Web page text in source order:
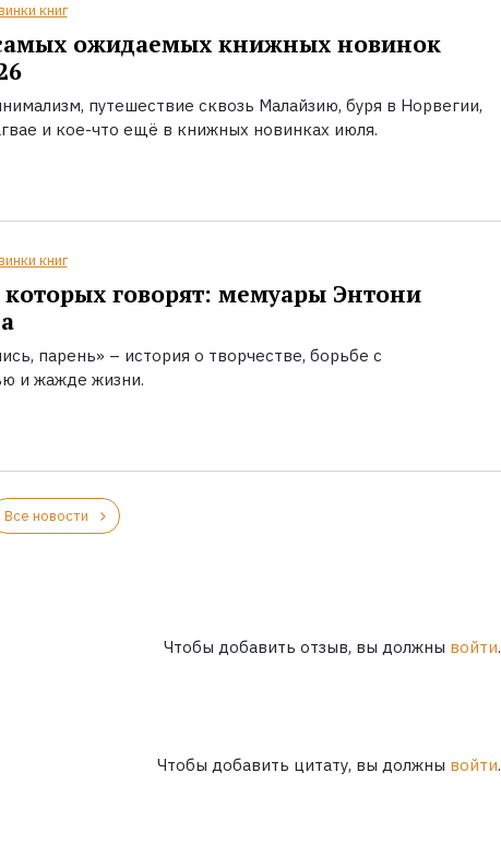
книг
ожидаемых книжных новинок
путешествие сквозь Малайзию, буря в Норвегии,
и кое-что ещё в книжных новинках июля.
книг
говорят: мемуары Энтони
парень» – история о творчестве, борьбе с
и жажде жизни.
Все новости
Чтобы добавить отзыв, вы должны войти.
Чтобы добавить цитату, вы должны войти.